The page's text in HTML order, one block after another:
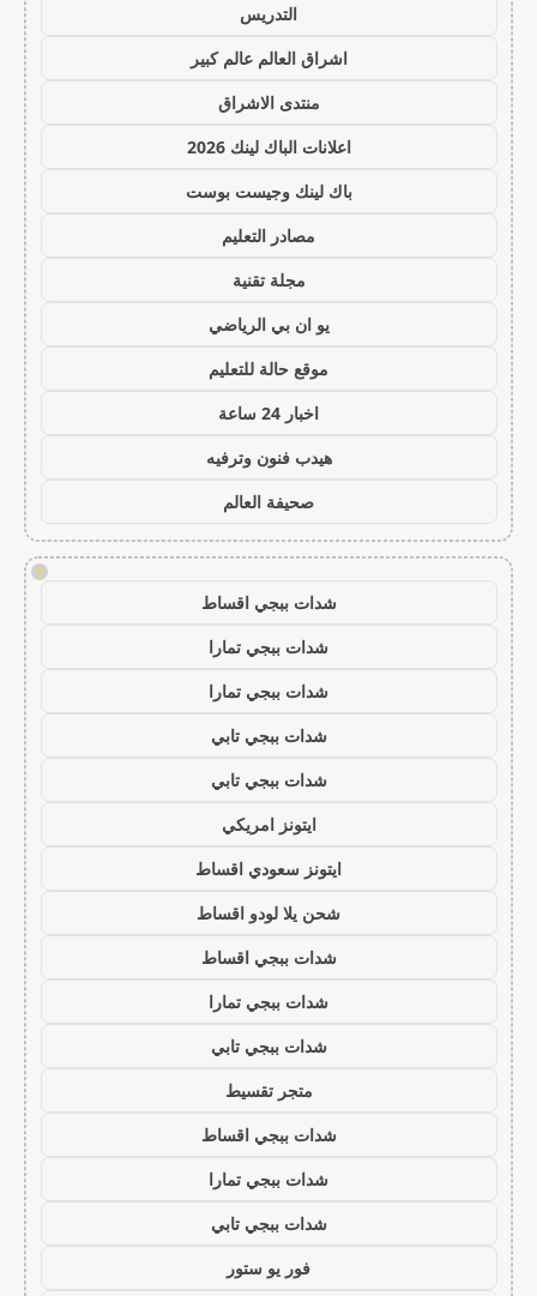
التدريس
اشراق العالم عالم كبير
منتدى الاشراق
اعلانات الباك لينك 2026
باك لينك وجيست بوست
مصادر التعليم
مجلة تقنية
يو ان بي الرياضي
موقع حالة للتعليم
اخبار 24 ساعة
هيدب فنون وترفيه
صحيفة العالم
!
شدات ببجي اقساط
شدات ببجي تمارا
شدات ببجي تمارا
شدات ببجي تابي
شدات ببجي تابي
ايتونز امريكي
ايتونز سعودي اقساط
شحن يلا لودو اقساط
شدات ببجي اقساط
شدات ببجي تمارا
شدات ببجي تابي
متجر تقسيط
شدات ببجي اقساط
شدات ببجي تمارا
شدات ببجي تابي
فور يو ستور